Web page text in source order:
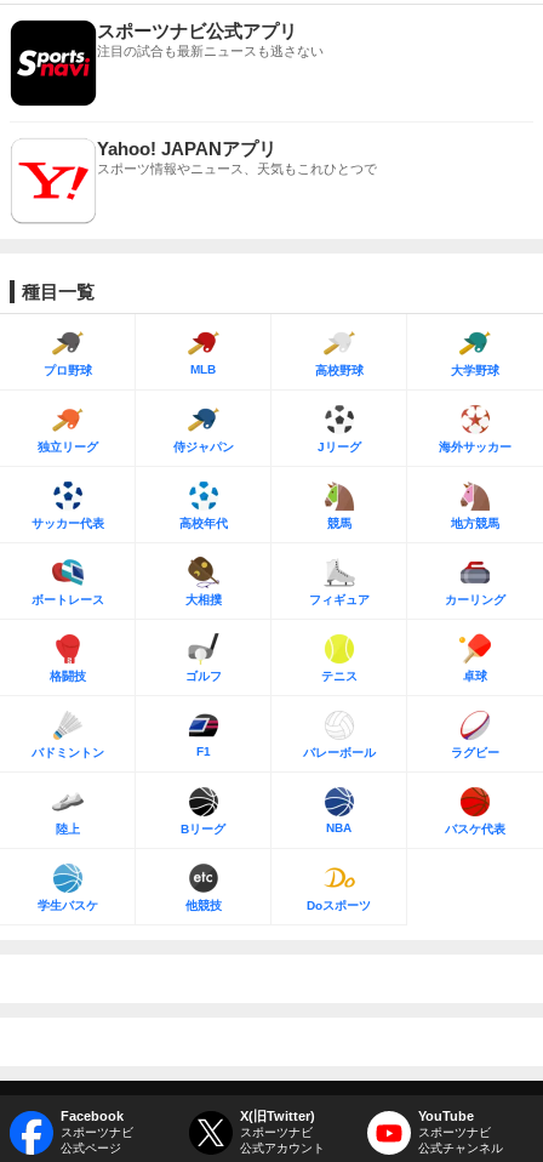
スポーツナビ公式アプリ
注目の試合も最新ニュースも逃さない
Yahoo! JAPANアプリ
スポーツ情報やニュース、天気もこれひとつで
種目一覧
プロ野球 MLB 高校野球 大学野球
独立リーグ 侍ジャパン Jリーグ 海外サッカー
サッカー代表 高校年代 競馬 地方競馬
ボートレース 大相撲 フィギュア カーリング
格闘技 ゴルフ テニス 卓球
バドミントン F1 バレーボール ラグビー
陸上 Bリーグ NBA バスケ代表
学生バスケ 他競技 Doスポーツ
Facebook
スポーツナビ
公式ページ
X(旧Twitter)
スポーツナビ
公式アカウント
YouTube
スポーツナビ
公式チャンネル